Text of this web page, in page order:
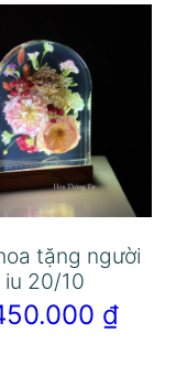
tặng người
iu 20/10
₫